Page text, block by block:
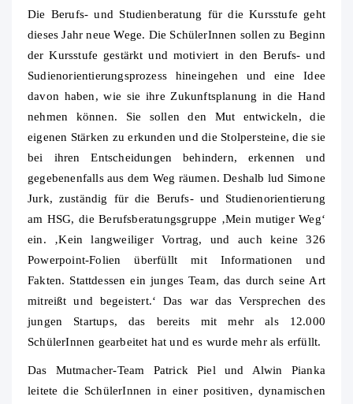
Die Berufs- und Studienberatung für die Kursstufe geht
dieses Jahr neue Wege. Die SchülerInnen sollen zu Beginn
der Kursstufe gestärkt und motiviert in den Berufs- und
Sudienorientierungsprozess hineingehen und eine Idee
davon haben, wie sie ihre Zukunftsplanung in die Hand
nehmen können. Sie sollen den Mut entwickeln, die
eigenen Stärken zu erkunden und die Stolpersteine, die sie
bei ihren Entscheidungen behindern, erkennen und
gegebenenfalls aus dem Weg räumen. Deshalb lud Simone
Jurk, zuständig für die Berufs- und Studienorientierung
am HSG, die Berufsberatungsgruppe ‚Mein mutiger Weg‘
ein. ‚Kein langweiliger Vortrag, und auch keine 326
Powerpoint-Folien überfüllt mit Informationen und
Fakten. Stattdessen ein junges Team, das durch seine Art
mitreißt und begeistert.‘ Das war das Versprechen des
jungen Startups, das bereits mit mehr als 12.000
SchülerInnen gearbeitet hat und es wurde mehr als erfüllt.
Das Mutmacher-Team Patrick Piel und Alwin Pianka
leitete die SchülerInnen in einer positiven, dynamischen